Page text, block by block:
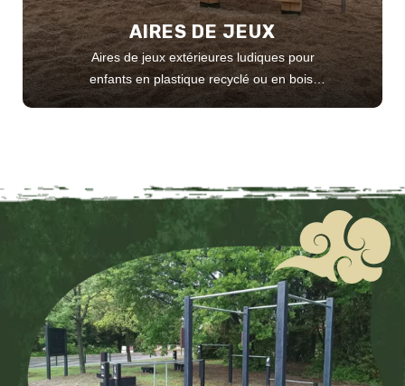
AIRES DE JEUX
Aires de jeux extérieures ludiques pour
enfants en plastique recyclé ou en bois,
adaptées aux parcs, écoles, collectivités,